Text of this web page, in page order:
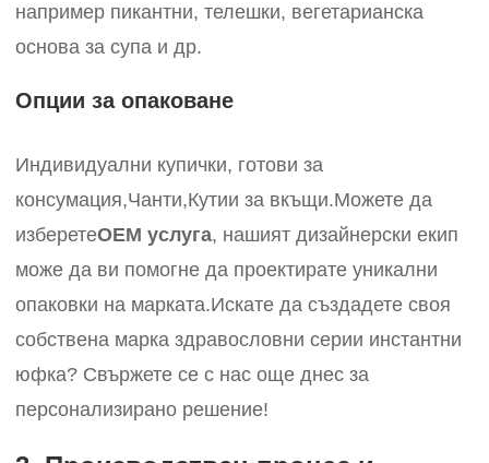
например пикантни, телешки, вегетарианска
основа за супа и др.
Опции за опаковане
Индивидуални купички, готови за
консумация,Чанти,Кутии за вкъщи.Можете да
изберетеOEM услуга, нашият дизайнерски екип
може да ви помогне да проектирате уникални
опаковки на марката.Искате да създадете своя
собствена марка здравословни серии инстантни
юфка? Свържете се с нас още днес за
персонализирано решение!